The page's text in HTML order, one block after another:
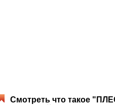
Смотреть что такое